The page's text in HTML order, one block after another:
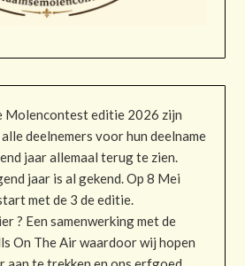
Molencontest editie 2026 zijn
deelnemers voor hun deelname
jaar allemaal terug te zien.
jaar is al gekend. Op 8 Mei
met de 3 de editie.
? Een samenwerking met de
On The Air waardoor wij hopen